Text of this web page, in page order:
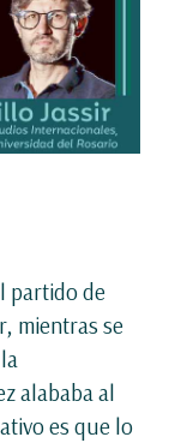
partido de
mientras se
alababa al
es que lo